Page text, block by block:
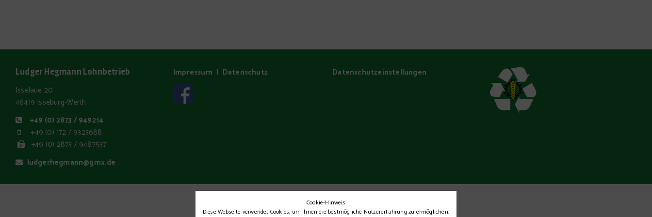
Ludger Hegmann Lohnbetrieb
Isselaue 20
46419 Isseburg-Werth
+49 (0) 2873 / 949214
+49 (0) 172 / 9323688
+49 (0) 2873 / 9487537
ludgerhegmann@gmx.de
Impressum | Datenschutz Datenschutz­einstellungen
Cookie-Hinweis
Diese Webseite verwendet Cookies, um Ihnen die bestmögliche Nutzererfahrung zu ermöglichen.